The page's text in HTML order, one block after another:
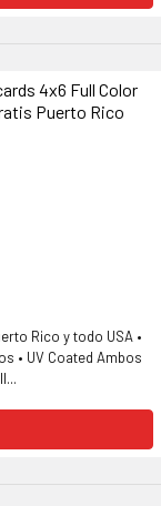
4x6 Full Color
Puerto Rico
Rico y todo USA •
• UV Coated Ambos